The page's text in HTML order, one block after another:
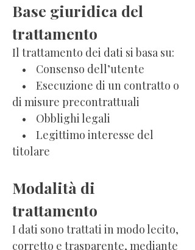
Base giuridica del
trattamento
Il trattamento dei dati si basa su:
• Consenso dell’utente
• Esecuzione di un contratto o
di misure precontrattuali
• Obblighi legali
• Legittimo interesse del
titolare
Modalità di
trattamento
I dati sono trattati in modo lecito,
corretto e trasparente, mediante